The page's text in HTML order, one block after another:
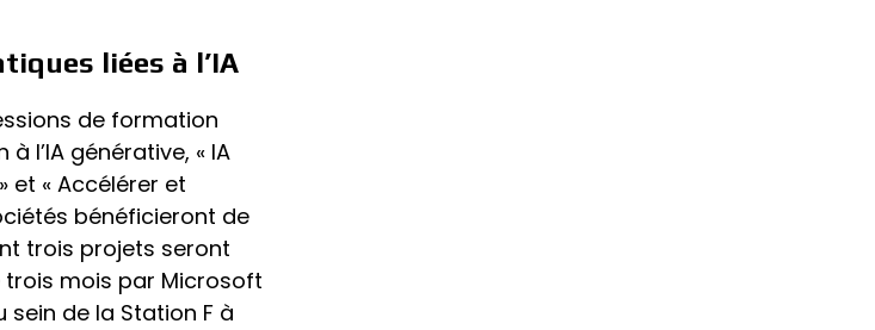
liées à l’IA
de formation
l’IA générative, « IA
et « Accélérer et
bénéficieront de
trois projets seront
mois par Microsoft
sein de la Station F à